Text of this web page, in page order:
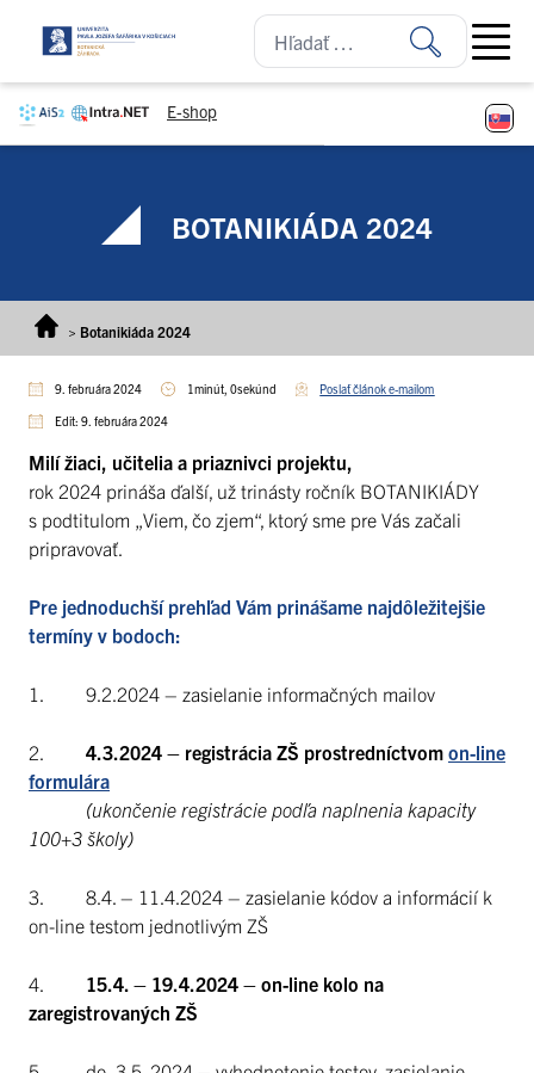
E-shop
Open
BOTANIKIÁDA 2024
> Botanikiáda 2024
9. februára 2024 1minút, 0sekúnd Poslať článok e-mailom
Edit: 9. februára 2024
Milí žiaci, učitelia a priaznivci projektu,
rok 2024 prináša ďalší, už trinásty ročník BOTANIKIÁDY
s podtitulom „Viem, čo zjem“, ktorý sme pre Vás začali
pripravovať.
Pre jednoduchší prehľad Vám prinášame najdôležitejšie
termíny v bodoch:
1. 9.2.2024 – zasielanie informačných mailov
2. 4.3.2024 – registrácia ZŠ prostredníctvom on-line
formulára
(ukončenie registrácie podľa naplnenia kapacity
100+3 školy)
3. 8.4. – 11.4.2024 – zasielanie kódov a informácií k
on-line testom jednotlivým ZŠ
4. 15.4. – 19.4.2024 – on-line kolo na
zaregistrovaných ZŠ